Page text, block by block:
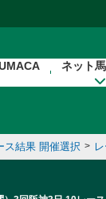
ネット
ス結果 開催選択 >